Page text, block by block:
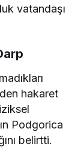
vatandaşı
hakaret
Podgorica
belirtti.